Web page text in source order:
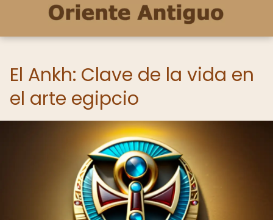
El Ankh: Clave de la vida en
el arte egipcio